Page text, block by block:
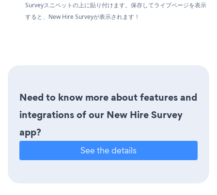
Surveyスニペットの上に貼り付けます。保存してライブページを表示
すると、New Hire Surveyが表示されます！
Need to know more about features and
integrations of our New Hire Survey
app?
See the details